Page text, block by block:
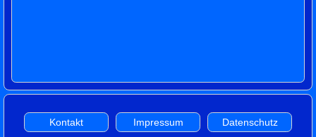
Kontakt Impressum Datenschutz